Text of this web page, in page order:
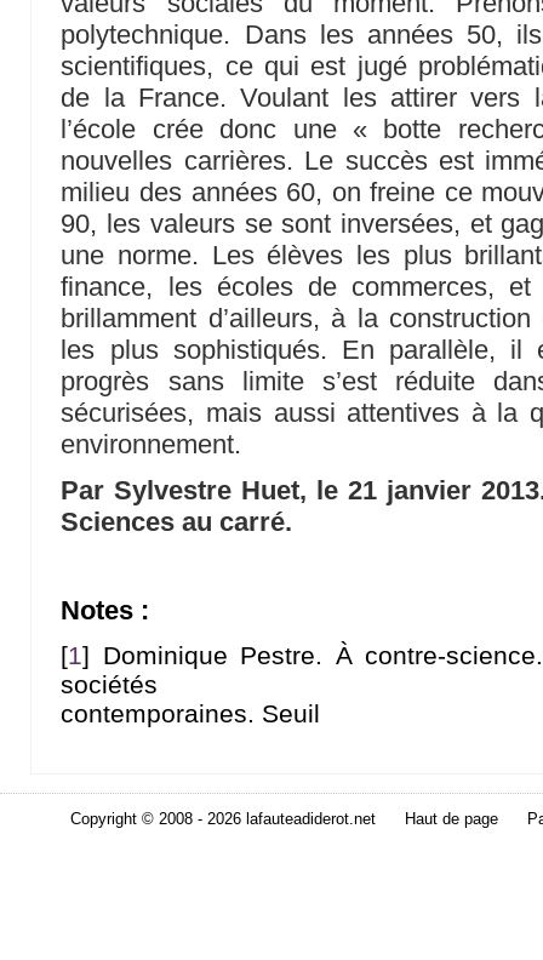
polytechnique. Dans les années 50,
scientifiques, ce qui est jugé
de la France. Voulant les attirer vers
l’école crée donc une « botte
nouvelles carrières. Le succès est
milieu des années 60, on freine ce
90, les valeurs se sont inversées, et
une norme. Les élèves les plus
finance, les écoles de commerces, et
brillamment d’ailleurs, à la
les plus sophistiqués. En parallèle, il
progrès sans limite s’est réduite
sécurisées, mais aussi attentives à la
environnement.
Par Sylvestre Huet, le 21 janvier
Sciences au carré.
Notes :
[1] Dominique Pestre. À contre-
sociétés
contemporaines. Seuil
Copyright © 2008 - 2026 lafauteadiderot.net Haut de page